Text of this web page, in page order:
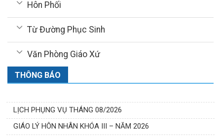
Hôn Phối
Từ Đường Phục Sinh
Văn Phòng Giáo Xứ
THÔNG BÁO
LỊCH PHỤNG VỤ THÁNG 08/2026
GIÁO LÝ HÔN NHÂN KHÓA III – NĂM 2026